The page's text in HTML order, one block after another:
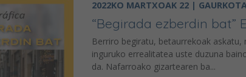
2022KO MARTXOAK 22 |
“Begirada ezberdin bat”
Berriro begiratu, betaurrekoak askatu,
inguruko errealitatea uste duzuna
da. Nafarroako gizartearen ba...